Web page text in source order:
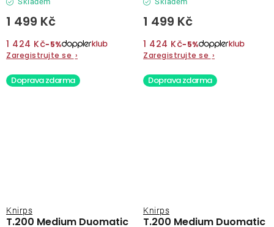
1 499 Kč
1 424 Kč−5%
Zaregistrujte se ›
1 499 Kč
1 424 Kč−5%
Zaregistrujte se ›
Doprava zdarma
T.200 Medium Duomatic
Knirps
Doprava zdarma
T.200 Medium Duomatic
Knirps